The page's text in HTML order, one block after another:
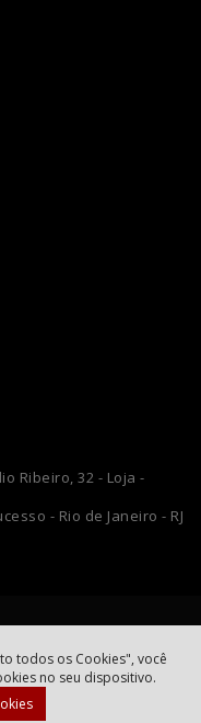
Ribeiro, 32 - Loja -
- Rio de Janeiro - RJ
Direitos Reservados.
todos os Cookies", você
no seu dispositivo.